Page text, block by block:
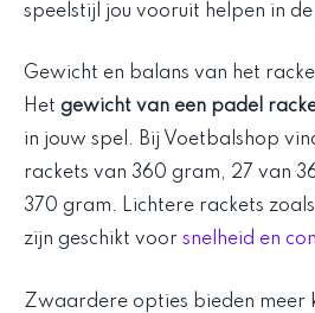
speelstijl jou vooruit helpen in
Gewicht en balans van het
Het gewicht van een padel
in jouw spel. Bij Voetbalshop
rackets van 360 gram, 27 van
370 gram. Lichtere rackets
zijn geschikt voor snelheid en
Zwaardere opties bieden meer